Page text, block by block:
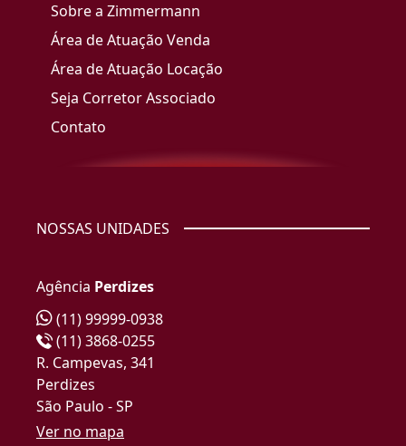
Sobre a Zimmermann
Área de Atuação Venda
Área de Atuação Locação
Seja Corretor Associado
Contato
NOSSAS UNIDADES
Agência Perdizes
(11) 99999-0938
(11) 3868-0255
R. Campevas, 341
Perdizes
São Paulo - SP
Ver no mapa